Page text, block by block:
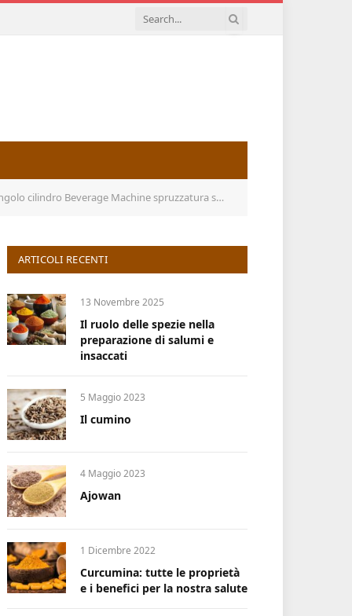
spruzzatura spremiagrumi spremiagrumi elettrico Yellow
ARTICOLI RECENTI
13 Novembre 2025
Il ruolo delle spezie nella
preparazione di salumi e
insaccati
5 Maggio 2023
Il cumino
4 Maggio 2023
Ajowan
1 Dicembre 2022
Curcumina: tutte le proprietà
e i benefici per la nostra salute